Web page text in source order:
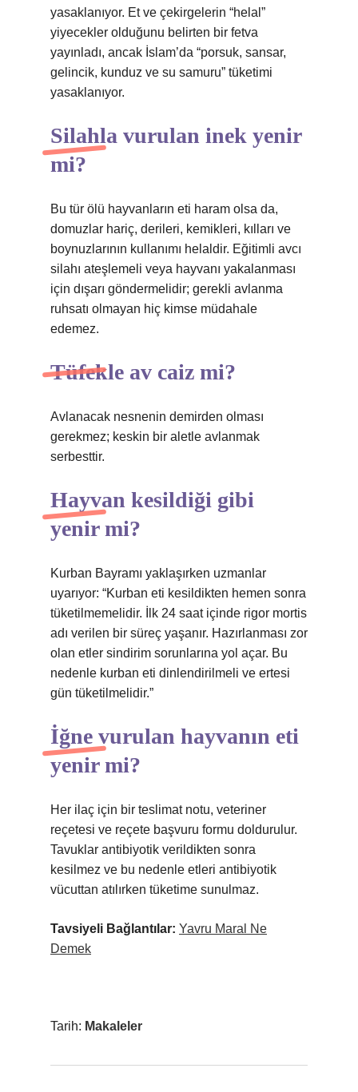
yasaklanıyor. Et ve çekirgelerin “helal”
yiyecekler olduğunu belirten bir fetva
yayınladı, ancak İslam’da “porsuk, sansar,
gelincik, kunduz ve su samuru” tüketimi
yasaklanıyor.
Silahla vurulan inek yenir
mi?
Bu tür ölü hayvanların eti haram olsa da,
domuzlar hariç, derileri, kemikleri, kılları ve
boynuzlarının kullanımı helaldir. Eğitimli avcı
silahı ateşlemeli veya hayvanı yakalanması
için dışarı göndermelidir; gerekli avlanma
ruhsatı olmayan hiç kimse müdahale
edemez.
Tüfekle av caiz mi?
Avlanacak nesnenin demirden olması
gerekmez; keskin bir aletle avlanmak
serbesttir.
Hayvan kesildiği gibi
yenir mi?
Kurban Bayramı yaklaşırken uzmanlar
uyarıyor: “Kurban eti kesildikten hemen sonra
tüketilmemelidir. İlk 24 saat içinde rigor mortis
adı verilen bir süreç yaşanır. Hazırlanması zor
olan etler sindirim sorunlarına yol açar. Bu
nedenle kurban eti dinlendirilmeli ve ertesi
gün tüketilmelidir.”
İğne vurulan hayvanın eti
yenir mi?
Her ilaç için bir teslimat notu, veteriner
reçetesi ve reçete başvuru formu doldurulur.
Tavuklar antibiyotik verildikten sonra
kesilmez ve bu nedenle etleri antibiyotik
vücuttan atılırken tüketime sunulmaz.
Tavsiyeli Bağlantılar: Yavru Maral Ne
Demek
Tarih: Makaleler